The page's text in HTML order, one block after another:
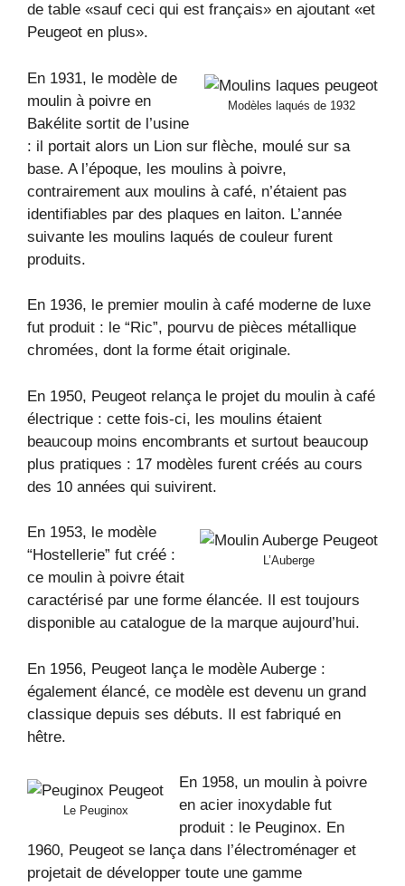
de table «sauf ceci qui est français» en ajoutant «et
Peugeot en plus».
Modèles laqués de 1932
En 1931, le modèle de
moulin à poivre en
Bakélite sortit de l’usine
: il portait alors un Lion sur flèche, moulé sur sa
base. A l’époque, les moulins à poivre,
contrairement aux moulins à café, n’étaient pas
identifiables par des plaques en laiton. L’année
suivante les moulins laqués de couleur furent
produits.
En 1936, le premier moulin à café moderne de luxe
fut produit : le “Ric”, pourvu de pièces métallique
chromées, dont la forme était originale.
En 1950, Peugeot relança le projet du moulin à café
électrique : cette fois-ci, les moulins étaient
beaucoup moins encombrants et surtout beaucoup
plus pratiques : 17 modèles furent créés au cours
des 10 années qui suivirent.
L’Auberge
En 1953, le modèle
“Hostellerie” fut créé :
ce moulin à poivre était
caractérisé par une forme élancée. Il est toujours
disponible au catalogue de la marque aujourd’hui.
En 1956, Peugeot lança le modèle Auberge :
également élancé, ce modèle est devenu un grand
classique depuis ses débuts. Il est fabriqué en
hêtre.
Le Peuginox
En 1958, un moulin à poivre
en acier inoxydable fut
produit : le Peuginox. En
1960, Peugeot se lança dans l’électroménager et
projetait de développer toute une gamme